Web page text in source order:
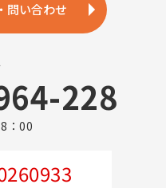
問い合わせ
228
：00